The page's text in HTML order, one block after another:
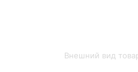
Внешний вид